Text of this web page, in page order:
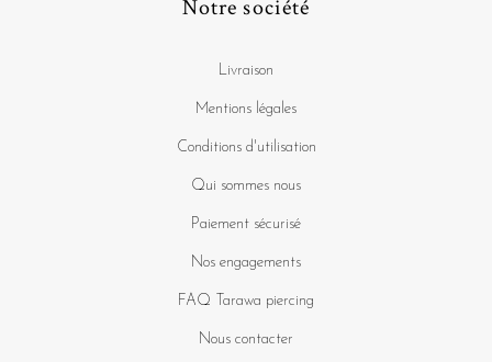
Notre société
Livraison
Mentions légales
Conditions d'utilisation
Qui sommes nous
Paiement sécurisé
Nos engagements
FAQ Tarawa piercing
Nous contacter